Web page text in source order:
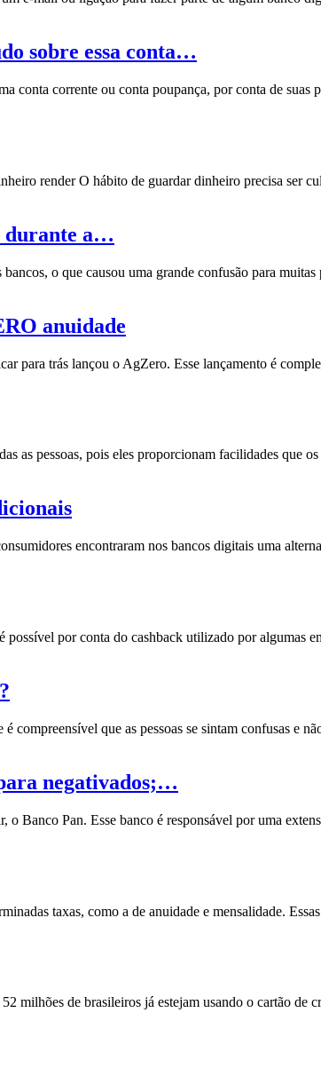
sobre essa conta…
conta corrente ou conta poupança, por conta de
render O hábito de guardar dinheiro precisa ser
durante a…
o que causou uma grande confusão para
anuidade
para trás lançou o AgZero. Esse lançamento é
as pessoas, pois eles proporcionam facilidades que
encontraram nos bancos digitais uma
por conta do cashback utilizado por algumas
compreensível que as pessoas se sintam confusas e
negativados;…
o Banco Pan. Esse banco é responsável por uma
taxas, como a de anuidade e mensalidade.
52 milhões de brasileiros já estejam usando o cartão de